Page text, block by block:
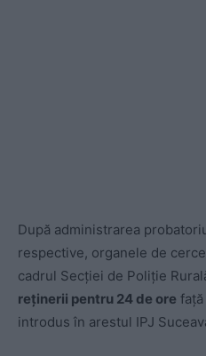
După administrarea
respective, organele de
cadrul Secţiei de Poliţie
reţinerii pentru 24 de ore
introdus în arestul IPJ